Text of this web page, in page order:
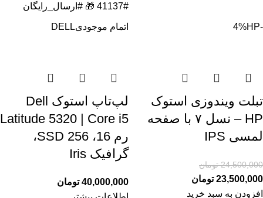
#41137 🎁 #ارسال_رایگان
-4%
HP
تبلت ویندوزی استوک
HP – نسل ۷ با صفحه
لمسی IPS
24,500,000 تومان
23,500,000 تومان
افزودن به سبد خرید
اتمام موجودیDELL
لپ‌تاپ استوک Dell
Latitude 5320 | Core i5
رم 16، SSD 256،
گرافیک Iris
40,000,000 تومان